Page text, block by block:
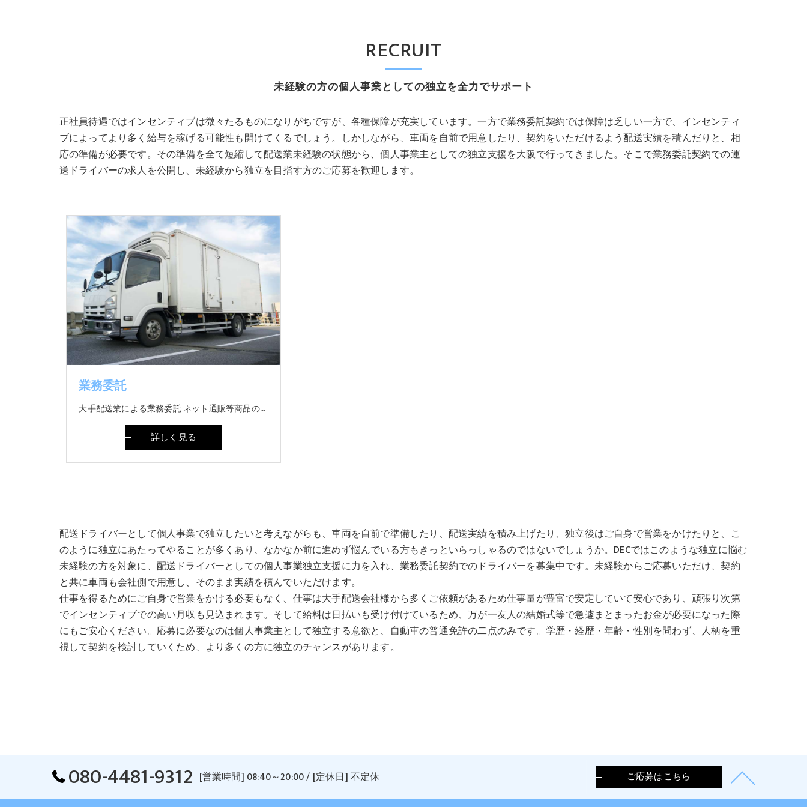
RECRUIT
未経験の方の個人事業としての独立を全力でサポート
正社員待遇ではインセンティブは微々たるものになりがちですが、各種保障が充実しています。一方で業務委託契約では保障は乏しい一方で、インセンティ
ブによってより多く給与を稼げる可能性も開けてくるでしょう。しかしながら、車両を自前で用意したり、契約をいただけるよう配送実績を積んだりと、相
応の準備が必要です。その準備を全て短縮して配送業未経験の状態から、個人事業主としての独立支援を大阪で行ってきました。そこで業務委託契約での運
送ドライバーの求人を公開し、未経験から独立を目指す方のご応募を歓迎します。
業務委託
大手配送業による業務委託 ネット通販等商品の配達業務
詳しく見る
配送ドライバーとして個人事業で独立したいと考えながらも、車両を自前で準備したり、配送実績を積み上げたり、独立後はご自身で営業をかけたりと、こ
のように独立にあたってやることが多くあり、なかなか前に進めず悩んでいる方もきっといらっしゃるのではないでしょうか。DECではこのような独立に悩む
未経験の方を対象に、配送ドライバーとしての個人事業独立支援に力を入れ、業務委託契約でのドライバーを募集中です。未経験からご応募いただけ、契約
と共に車両も会社側で用意し、そのまま実績を積んでいただけます。
仕事を得るためにご自身で営業をかける必要もなく、仕事は大手配送会社様から多くご依頼があるため仕事量が豊富で安定していて安心であり、頑張り次第
でインセンティブでの高い月収も見込まれます。そして給料は日払いも受け付けているため、万が一友人の結婚式等で急遽まとまったお金が必要になった際
にもご安心ください。応募に必要なのは個人事業主として独立する意欲と、自動車の普通免許の二点のみです。学歴・経歴・年齢・性別を問わず、人柄を重
視して契約を検討していくため、より多くの方に独立のチャンスがあります。
080-4481-9312 [営業時間] 08:40～20:00 / [定休日] 不定休 ご応募はこちら